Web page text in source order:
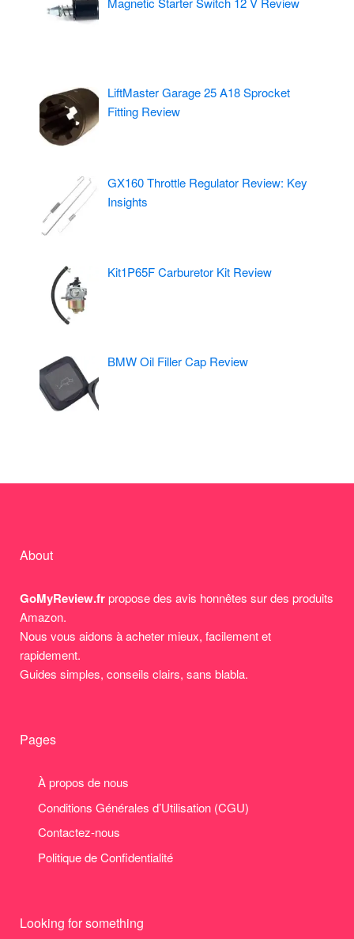
LiftMaster Garage 25 A18 Sprocket
Fitting Review
GX160 Throttle Regulator Review: Key
Insights
Kit1P65F Carburetor Kit Review
BMW Oil Filler Cap Review
About
GoMyReview.frpropose des avis honnêtes sur des produits
Amazon.
Nous vous aidons à acheter mieux, facilement et
rapidement.
Guides simples, conseils clairs, sans blabla.
Pages
À propos de nous
Conditions Générales d’Utilisation (CGU)
Contactez-nous
Politique de Confidentialité
Looking for something